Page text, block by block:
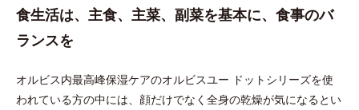
食生活は、主食、主菜、副菜を基本に、食事のバ
ランスを
オルビス内最高峰保湿ケアのオルビスユー ドットシリーズを使
われている方の中には、顔だけでなく全身の乾燥が気になるとい